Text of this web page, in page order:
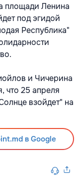
площади Ленина
под эгидой
Республика"
и Чичерина
что 25 апреля
взойдет" на
в Google